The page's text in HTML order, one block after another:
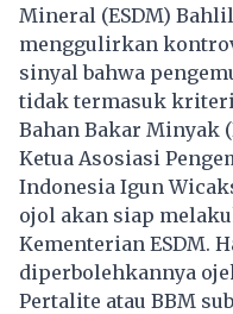
Mineral (ESDM)
menggulirkan
sinyal bahwa
tidak termasuk
Bahan Bakar Minyak
Ketua Asosiasi
Indonesia Igun
ojol akan siap
Kementerian ESDM.
diperbolehkannya
Pertalite atau BBM